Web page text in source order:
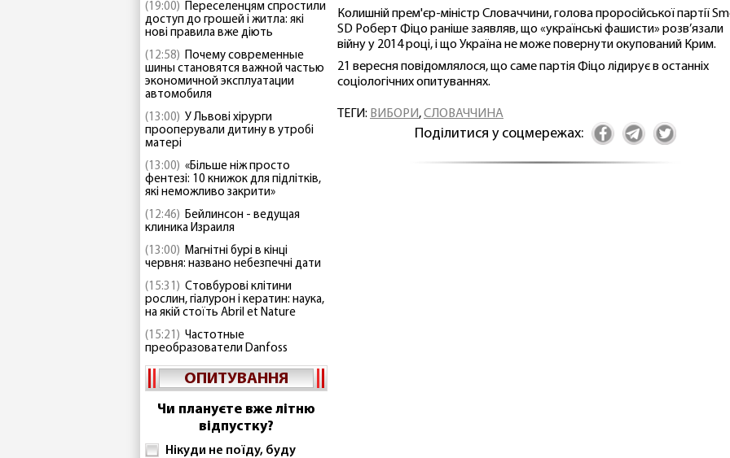
(19:00) Переселенцям спростили
доступ до грошей і житла: які
нові правила вже діють
(12:58) Почему современные
шины становятся важной частью
экономичной эксплуатации
автомобиля
(13:00) У Львові хірурги
прооперували дитину в утробі
матері
(13:00) «Більше ніж просто
фентезі: 10 книжок для підлітків,
які неможливо закрити»
(12:46) Бейлинсон - ведущая
клиника Израиля
(13:00) Магнітні бурі в кінці
червня: названо небезпечні дати
(15:31) Стовбурові клітини
рослин, гіалурон і кератин: наука,
на якій стоїть Abril et Nature
(15:21) Частотные
преобразователи Danfoss
ОПИТУВАННЯ
Чи плануєте вже літню
відпустку?
Нікуди не поїду, буду
Колишній прем'єр-міністр Словаччини, голова проросійської партії
SD Роберт Фіцо раніше заявляв, що «українські фашисти» розв’язали
війну у 2014 році, і що Україна не може повернути окупований Крим.
21 вересня повідомлялося, що саме партія Фіцо лідирує в останніх
соціологічних опитуваннях.
ТЕГИ: ВИБОРИ,СЛОВАЧЧИНА
Поділитися у соцмережах: